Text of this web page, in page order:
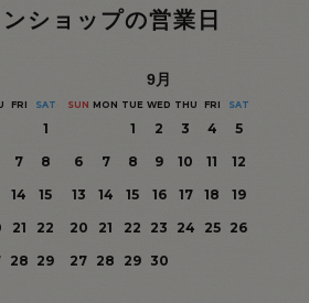
ショップの営業日
FRI SAT
1
7
8
14
15
21
22
28 29
9月
SUN MON TUE WED THU FRI SAT
1 2 3 4
5
6
7 8 9 10 11
12
13
14 15 16 17 18
19
20
21 22 23 24 25
26
27 28 29 30